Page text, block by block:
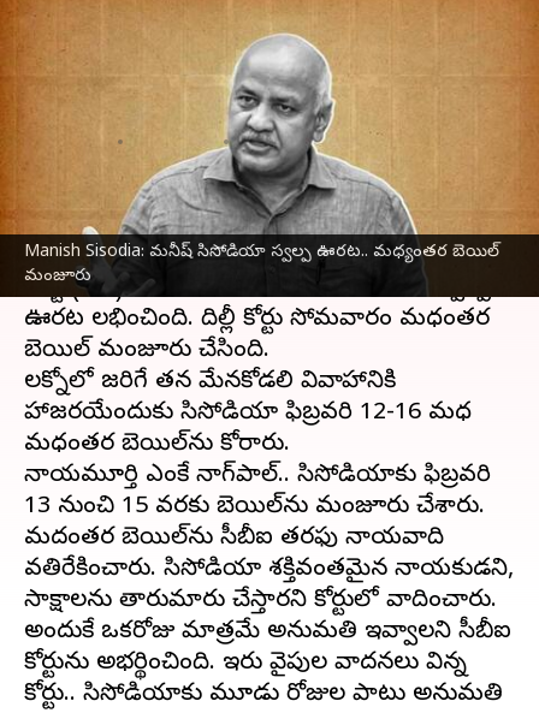
Manish Sisodia: మనీష్ సిసోడియా స్వల్ప ఊరట.. మధ్యంతర బెయిల్
మంజూరు
Manish Sisodia: మనీష్
సిసోడియాకి స్వల్ప ఊరట..
మధ్యంతర బెయిల్ మంజూరు
05:26 pm
ఈ వార్తాకథనం ఏంటి
మద్యం పాలసీ స్కామ్‌లో జైలులో ఉన్న ఆమ్ ఆద్మీ
పార్టీ (ఆప్) నాయకుడుమనీష్ సిసోడియాకు స్వల్ప
ఊరట లభించింది. దిల్లీ కోర్టు సోమవారం మధ్యంతర
బెయిల్ మంజూరు చేసింది.
లక్నోలో జరిగే తన మేనకోడలి వివాహానికి
హాజరయ్యేందుకు సిసోడియా ఫిబ్రవరి 12-16 మధ్య
మధ్యంతర బెయిల్‌ను కోరారు.
న్యాయమూర్తి ఎంకే నాగ్‌పాల్.. సిసోడియాకు ఫిబ్రవరి
13 నుంచి 15 వరకు బెయిల్‌ను మంజూరు చేశారు.
మద్యంతర బెయిల్‌ను సీబీఐ తరఫు న్యాయవాది
వ్యతిరేకించారు. సిసోడియా శక్తివంతమైన నాయకుడని,
సాక్ష్యాలను తారుమారు చేస్తారని కోర్టులో వాదించారు.
అందుకే ఒకరోజు మాత్రమే అనుమతి ఇవ్వాలని సీబీఐ
కోర్టును అభ్యర్థించింది. ఇరు వైపుల వాదనలు విన్న
కోర్టు.. సిసోడియాకు మూడు రోజుల పాటు అనుమతి